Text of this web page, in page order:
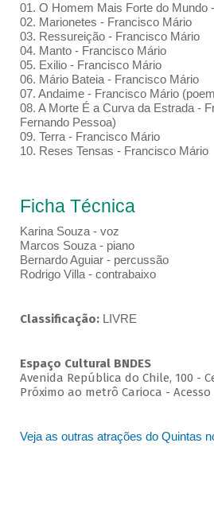
01. O Homem Mais Forte do Mundo
02. Marionetes - Francisco Mário
03. Ressureição - Francisco Mário
04. Manto - Francisco Mário
05. Exilio - Francisco Mário
06. Mário Bateia - Francisco Mário
07. Andaime - Francisco Mário
08. A Morte É a Curva da Estrada -
Fernando Pessoa)
09. Terra - Francisco Mário
10. Reses Tensas - Francisco Mário
Ficha Técnica
Karina Souza - voz
Marcos Souza - piano
Bernardo Aguiar - percussão
Rodrigo Villa - contrabaixo
Classificação: LIVRE
Espaço Cultural BNDES
Avenida República do Chile, 100 -
Próximo ao metrô Carioca - Acesso
Veja as outras atrações do Quintas